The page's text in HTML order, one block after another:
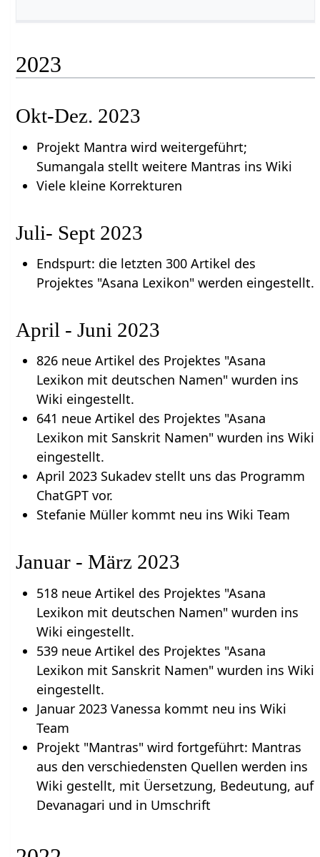
2023
Okt-Dez. 2023
Projekt Mantra wird weitergeführt;
Sumangala stellt weitere Mantras ins Wiki
Viele kleine Korrekturen
Juli- Sept 2023
Endspurt: die letzten 300 Artikel des
Projektes "Asana Lexikon" werden eingestellt.
April - Juni 2023
826 neue Artikel des Projektes "Asana
Lexikon mit deutschen Namen" wurden ins
Wiki eingestellt.
641 neue Artikel des Projektes "Asana
Lexikon mit Sanskrit Namen" wurden ins Wiki
eingestellt.
April 2023 Sukadev stellt uns das Programm
ChatGPT vor.
Stefanie Müller kommt neu ins Wiki Team
Januar - März 2023
518 neue Artikel des Projektes "Asana
Lexikon mit deutschen Namen" wurden ins
Wiki eingestellt.
539 neue Artikel des Projektes "Asana
Lexikon mit Sanskrit Namen" wurden ins Wiki
eingestellt.
Januar 2023 Vanessa kommt neu ins Wiki
Team
Projekt "Mantras" wird fortgeführt: Mantras
aus den verschiedensten Quellen werden ins
Wiki gestellt, mit Üersetzung, Bedeutung, auf
Devanagari und in Umschrift